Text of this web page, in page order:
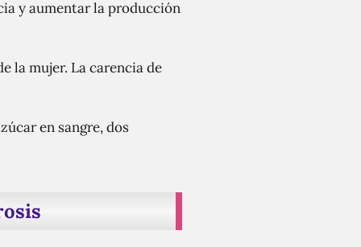
y aumentar la producción
la mujer. La carencia de
en sangre, dos